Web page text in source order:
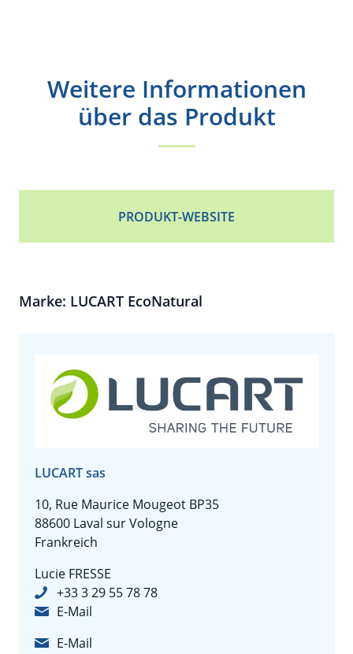
Weitere Informationen
über das Produkt
PRODUKT-WEBSITE
Marke: LUCART EcoNatural
LUCART sas
10, Rue Maurice Mougeot BP35
88600 Laval sur Vologne
Frankreich
Lucie FRESSE
+33 3 29 55 78 78
E-Mail
E-Mail